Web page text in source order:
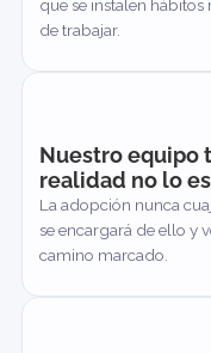
Acabamos de
y no sabemos
que se instalen
Nuestro
La adopción